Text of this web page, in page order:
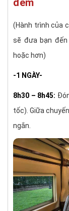
đêm
(Hành trình của
sẽ đưa bạn
hoặc hơn)
-1 NGÀY-
8h30 – 8h45:
tốc). Giữa
ngắn.